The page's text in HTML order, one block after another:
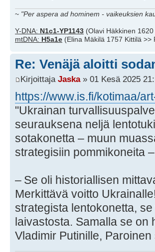
~ "Per aspera ad hominem - vaikeuksien
Y-DNA: N1c1-YP1143 (Olavi Häkkinen
mtDNA: H5a1e (Elina Mäkilä 1757 Kittilä
Re: Venäjä aloitti
Kirjoittaja Jaska» 01 Kesä 2025
https://www.is.fi/kotimaa/
"Ukrainan
seurauksena neljä
sotakonetta – muun
strategisiin pommikoneita
– Se oli historiallisen
Merkittävä voitto
strategista lentokonetta,
laivastosta. Samalla se on
Vladimir Putinille, Paroinen